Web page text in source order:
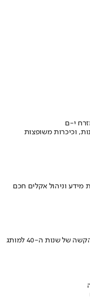
י-ם
וכיכרות משופצות
וניהול אקלים חכם
איך אסם הפכה את תקופת הצנע והמחסור הקשה של שנות ה-40 למותג